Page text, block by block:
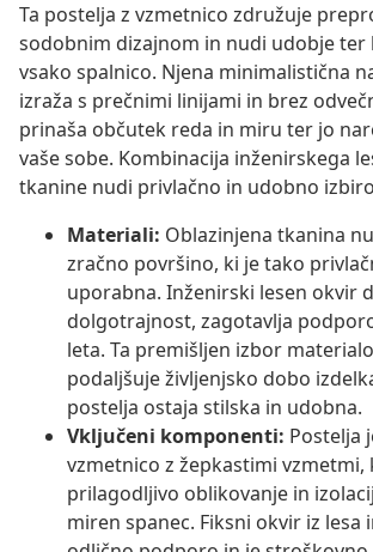
Ta postelja z vzmetnico združuje
sodobnim dizajnom in nudi udobje ter
vsako spalnico. Njena minimalistična
izraža s prečnimi linijami in brez
prinaša občutek reda in miru ter jo
vaše sobe. Kombinacija inženirskega
tkanine nudi privlačno in udobno
Materiali: Oblazinjena tkanina
zračno površino, ki je tako
uporabna. Inženirski lesen okvir
dolgotrajnost, zagotavlja
leta. Ta premišljen izbor
podaljšuje življenjsko dobo
postelja ostaja stilska in udobna.
Vključeni komponenti: Postelja
vzmetnico z žepkastimi vzmetmi,
prilagodljivo oblikovanje in
miren spanec. Fiksni okvir iz lesa